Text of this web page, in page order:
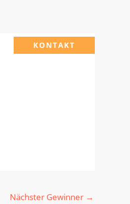
KONTAKT
Nächster Gewinner →